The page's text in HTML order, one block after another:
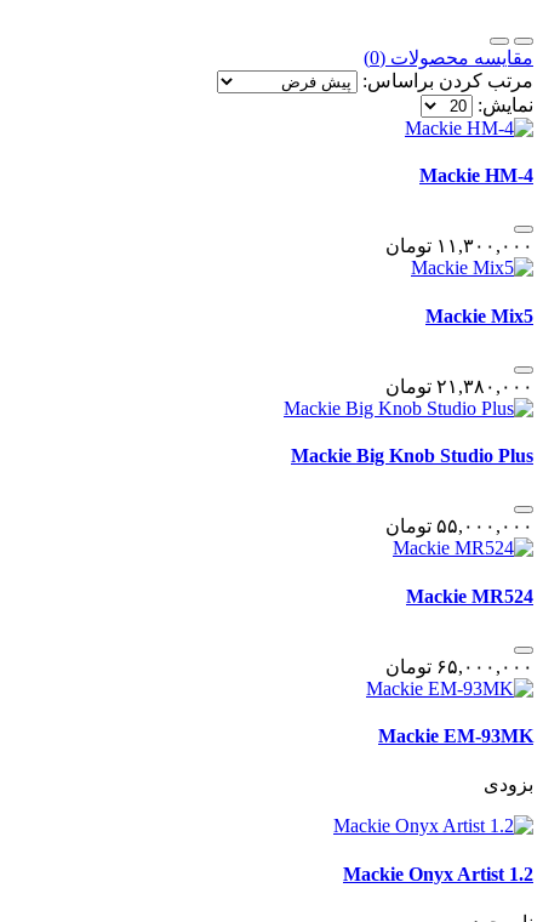
مقایسه محصولات (0)
مرتب کردن براساس:
نمایش:
Mackie HM-4
١١,٣٠٠,٠٠٠ تومان
Mackie Mix5
٢١,٣٨٠,٠٠٠ تومان
Mackie Big Knob Studio Plus
۵۵,٠٠٠,٠٠٠ تومان
Mackie MR524
۶۵,٠٠٠,٠٠٠ تومان
Mackie EM-93MK
بزودی
Mackie Onyx Artist 1.2